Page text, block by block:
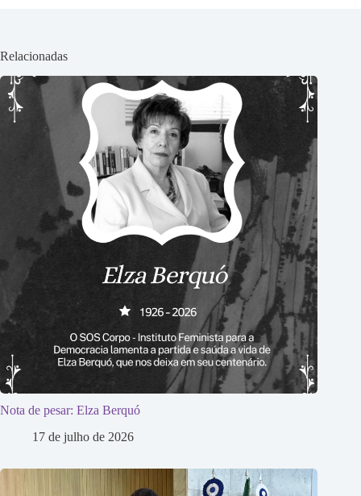
Relacionadas
Nota de pesar: Elza Berquó
17 de julho de 2026